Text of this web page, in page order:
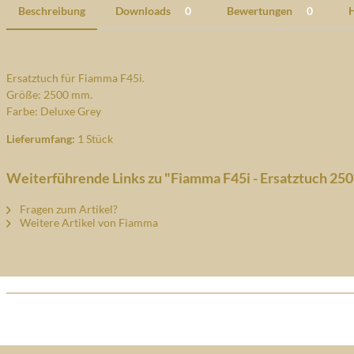
Beschreibung Downloads 0 Bewertungen 0
Ersatztuch für Fiamma F45i.
Größe: 2500 mm.
Farbe: Deluxe Grey
Lieferumfang: 1 Stück
Weiterführende Links zu "Fiamma F45i - Ersatztuch
Fragen zum Artikel?
Weitere Artikel von Fiamma